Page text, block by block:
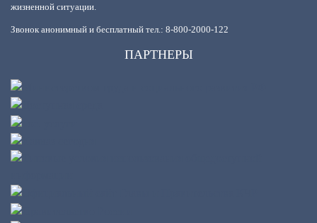
жизненной ситуации.
Звонок анонимный и бесплатный тел.: 8-800-2000-122
ПАРТНЕРЫ